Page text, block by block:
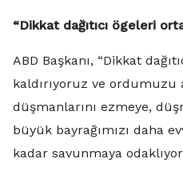
“Dikkat dağıtıcı ögeleri
ABD Başkanı, “Dikkat
kaldırıyoruz ve ordumuzu
düşmanlarını ezmeye,
büyük bayrağımızı daha
kadar savunmaya